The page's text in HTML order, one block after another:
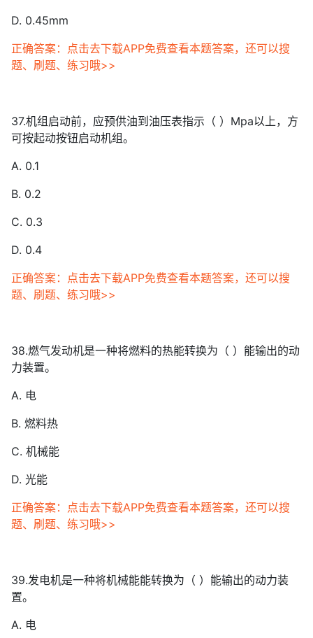
D. 0.45mm
正确答案：点击去下载APP免费查看本题答案，还可以搜
题、刷题、练习哦>>
37.机组启动前，应预供油到油压表指示（ ）Mpa以上，方
可按起动按钮启动机组。
A. 0.1
B. 0.2
C. 0.3
D. 0.4
正确答案：点击去下载APP免费查看本题答案，还可以搜
题、刷题、练习哦>>
38.燃气发动机是一种将燃料的热能转换为（ ）能输出的动
力装置。
A. 电
B. 燃料热
C. 机械能
D. 光能
正确答案：点击去下载APP免费查看本题答案，还可以搜
题、刷题、练习哦>>
39.发电机是一种将机械能能转换为（ ）能输出的动力装
置。
A. 电